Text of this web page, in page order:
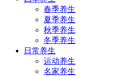
春季养生
夏季养生
秋季养生
冬季养生
日常养生
运动养生
名家养生